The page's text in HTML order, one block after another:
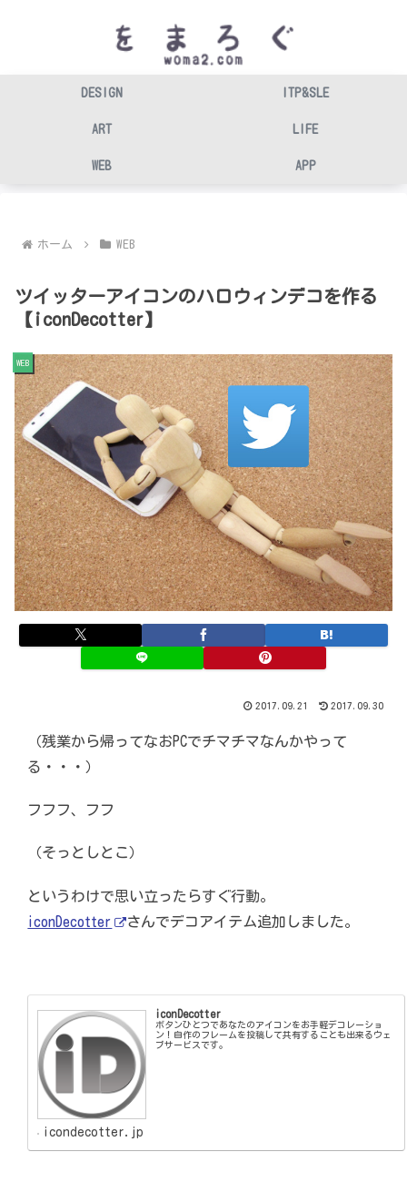
DESIGN ITP&SLE
ART LIFE
WEB APP
ホーム WEB
ツイッターアイコンのハロウィンデコを作る
【iconDecotter】
WEB
2017.09.21 2017.09.30
（残業から帰ってなおPCでチマチマなんかやって
る・・・）
フフフ、フフ
（そっとしとこ）
というわけで思い立ったらすぐ行動。
iconDecotter
さんでデコアイテム追加しました。
iconDecotter
ボタンひとつであなたのアイコンをお手軽デコレーショ
ン！自作のフレームを投稿して共有することも出来るウェ
ブサービスです。
icondecotter.jp